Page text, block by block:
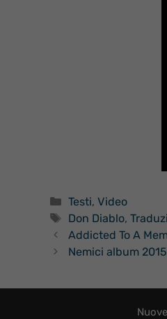
Categorie
Testi, Video
Tag
Don Diablo,
Addicted To A
Nemici album